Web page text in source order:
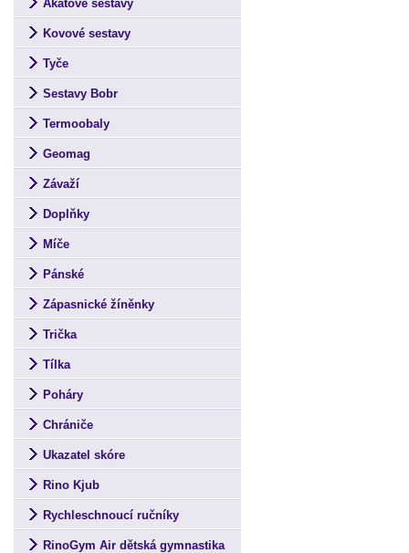
Akátové sestavy
Kovové sestavy
Tyče
Sestavy Bobr
Termoobaly
Geomag
Závaží
Doplňky
Míče
Pánské
Zápasnické žíněnky
Trička
Tílka
Poháry
Chrániče
Ukazatel skóre
Rino Kjub
Rychleschnoucí ručníky
RinoGym Air dětská gymnastika